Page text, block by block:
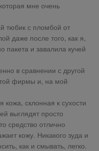
мне очень
тюбик с пломбой от
даже после того, как я,
пакета и завалила кучей
в сравнении с другой
фирмы и, на мой
склонная к сухости
выглядят просто
средство отлично
кожу. Никакого зуда и
как и смывать, легко.